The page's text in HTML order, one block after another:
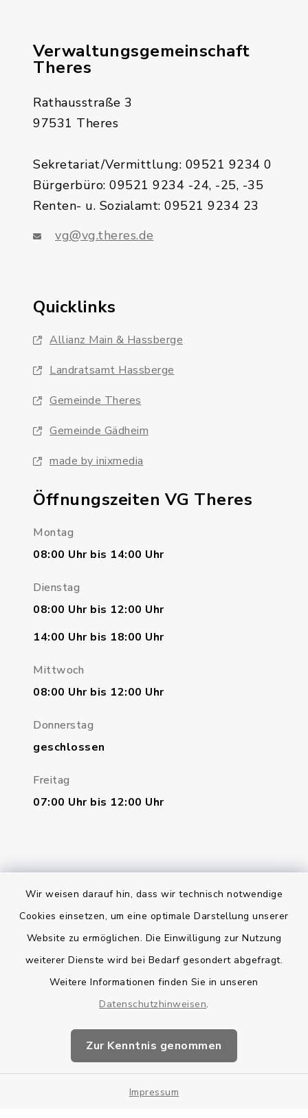
Wir weisen darauf hin, dass wir technisch notwendige
Cookies einsetzen, um eine optimale Darstellung unserer
Website zu ermöglichen. Die Einwilligung zur Nutzung
weiterer Dienste wird bei Bedarf gesondert abgefragt.
Weitere Informationen finden Sie in unseren
Datenschutzhinweisen.
Zur Kenntnis genommen
Impressum
Verwaltungsgemeinschaft
Theres
Rathausstraße 3
97531 Theres
Sekretariat/Vermittlung: 09521 9234 0
Bürgerbüro: 09521 9234 -24, -25, -35
Renten- u. Sozialamt: 09521 9234 23
vg@vg.theres.de
Quicklinks
Allianz Main & Hassberge
Landratsamt Hassberge
Gemeinde Theres
Gemeinde Gädheim
made by inixmedia
Öffnungszeiten VG Theres
Montag
08:00 Uhr bis 14:00 Uhr
Dienstag
08:00 Uhr bis 12:00 Uhr
14:00 Uhr bis 18:00 Uhr
Mittwoch
08:00 Uhr bis 12:00 Uhr
Donnerstag
geschlossen
Freitag
07:00 Uhr bis 12:00 Uhr
Bankverbindung
Barrierefreiheit
Impressum
Sitemap